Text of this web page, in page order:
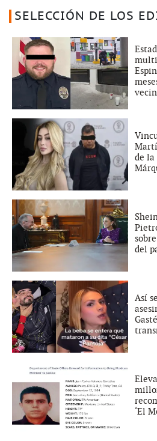
SELECCIÓN DE LOS
de
del
Así
‘El